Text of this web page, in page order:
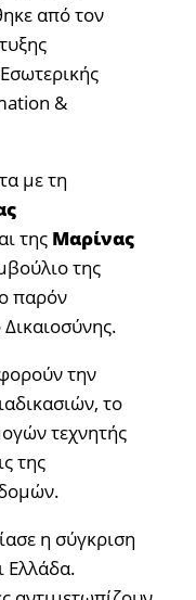
από τον
&
με τη
της Μαρίνας
της
παρόν
την
το
τεχνητής
της
η σύγκριση
Ελλάδα.